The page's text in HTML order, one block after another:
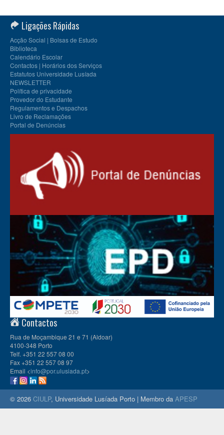
Ligações Rápidas
Acção Social | Bolsas de Estudo
Biblioteca
Calendário Escolar
Contactos | Horários dos Serviços
Estatutos Universidade Lusíada
NEWSLETTER
Política de privacidade
Provedor do Estudante
Regulamentos e Despachos
Livro de Reclamações
Portal de Denúncias
Contactos
Rua de Moçambique 21 e 71 (Aldoar)
4100-348 Porto
Telf. +351 22 557 08 00
Fax +351 22 557 08 97
Email <info@por.ulusiada.pt>
© 2026 CIULP, Universidade Lusíada Porto | Membro da APESP